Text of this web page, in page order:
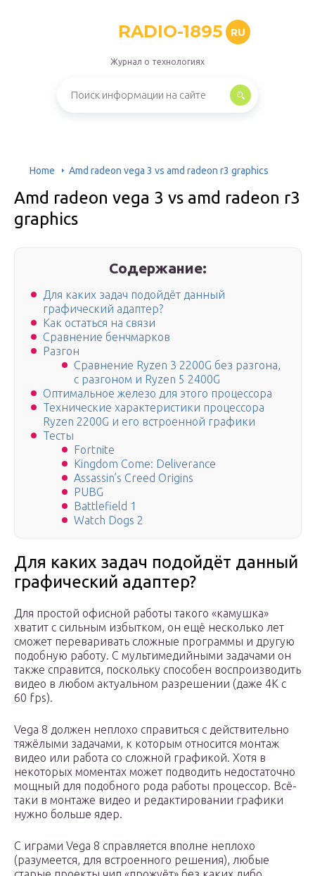
RADIO-1895 RU
Журнал о технологиях
Home Amd radeon vega 3 vs amd radeon r3 graphics
Amd radeon vega 3 vs amd radeon r3
graphics
Содержание:
Для каких задач подойдёт данный
графический адаптер?
Как остаться на связи
Сравнение бенчмарков
Разгон
Сравнение Ryzen 3 2200G без разгона,
с разгоном и Ryzen 5 2400G
Оптимальное железо для этого процессора
Технические характеристики процессора
Ryzen 2200G и его встроенной графики
Тесты
Fortnite
Kingdom Come: Deliverance
Assassin’s Creed Origins
PUBG
Battlefield 1
Watch Dogs 2
Для каких задач подойдёт данный
графический адаптер?
Для простой офисной работы такого «камушка»
хватит с сильным избытком, он ещё несколько лет
сможет переваривать сложные программы и другую
подобную работу. С мультимедийными задачами он
также справится, поскольку способен воспроизводить
видео в любом актуальном разрешении (даже 4K с
60 fps).
Vega 8 должен неплохо справиться с действительно
тяжёлыми задачами, к которым относится монтаж
видео или работа со сложной графикой. Хотя в
некоторых моментах может подводить недостаточно
мощный для подобного рода работы процессор. Всё-
таки в монтаже видео и редактировании графики
нужно больше ядер.
С играми Vega 8 справляется вполне неплохо
(разумеется, для встроенного решения), любые